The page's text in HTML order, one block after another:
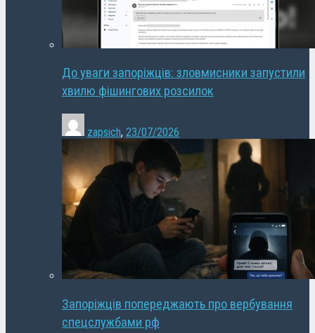
До уваги запоріжців: зловмисники запустили
хвилю фішингових розсилок
zapsich, 23/07/2026
Запоріжців попереджають про вербування
спецслужбами рф